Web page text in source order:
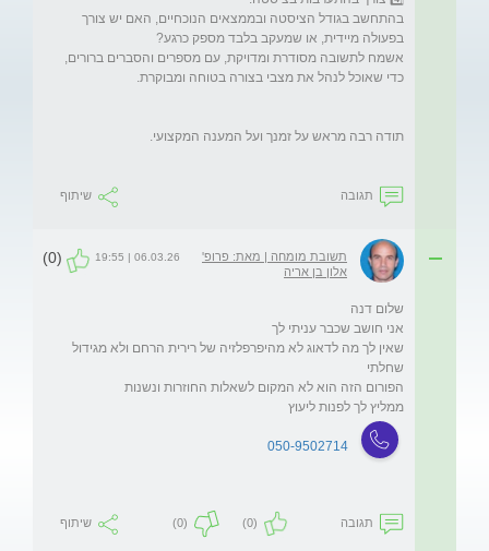
בהתחשב בגודל הציסטה ובממצאים הנוכחיים, האם יש צורך
אשמח לתשובה מסודרת ומדויקת, עם מספרים והסברים ברורים,
תגובה שיתוף
תשובת מומחה | מאת: פרופ'
אלון בן אריה
06.03.26 | 19:55
(0)
שאין לך מה לדאוג לא מהיפרפלזיה של רירית הרחם ולא מגידול
ממליץ לך לפנות ליעוץ
050-9502714
תגובה (0)
(0) שיתוף